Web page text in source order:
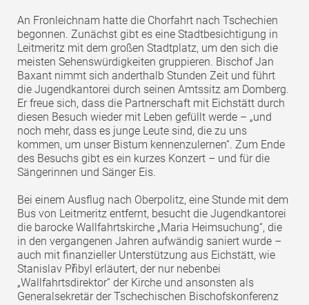
An Fronleichnam hatte die Chorfahrt nach Tschechien
begonnen. Zunächst gibt es eine Stadtbesichtigung in
Leitmeritz mit dem großen Stadtplatz, um den sich die
meisten Sehenswürdigkeiten gruppieren. Bischof Jan
Baxant nimmt sich anderthalb Stunden Zeit und führt
die Jugendkantorei durch seinen Amtssitz am Domberg.
Er freue sich, dass die Partnerschaft mit Eichstätt durch
diesen Besuch wieder mit Leben gefüllt werde – „und
noch mehr, dass es junge Leute sind, die zu uns
kommen, um unser Bistum kennenzulernen“. Zum Ende
des Besuchs gibt es ein kurzes Konzert – und für die
Sängerinnen und Sänger Eis.
Bei einem Ausflug nach Oberpolitz, eine Stunde mit dem
Bus von Leitmeritz entfernt, besucht die Jugendkantorei
die barocke Wallfahrtskirche „Maria Heimsuchung“, die
in den vergangenen Jahren aufwändig saniert wurde –
auch mit finanzieller Unterstützung aus Eichstätt, wie
Stanislav Přibyl erläutert, der nur nebenbei
„Wallfahrtsdirektor“ der Kirche und ansonsten als
Generalsekretär der Tschechischen Bischofskonferenz